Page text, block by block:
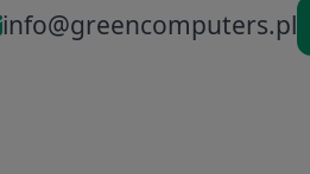
info@greencomputers.pl